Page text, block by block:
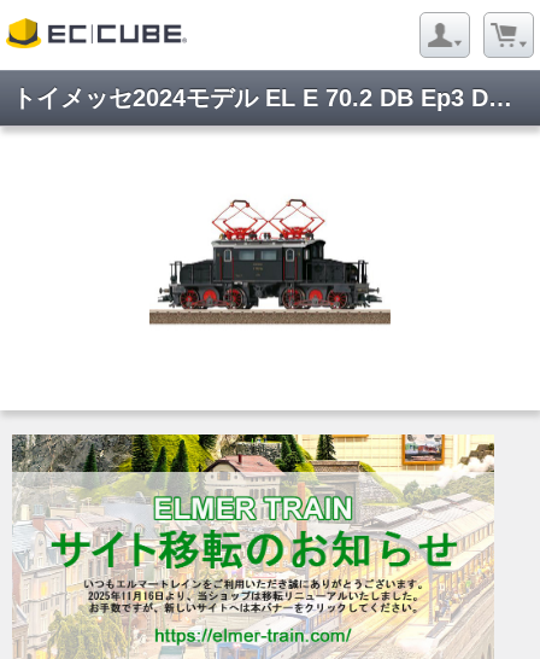
トイメッセ2024モデル EL E 70.2 DB Ep3 DCC Sound